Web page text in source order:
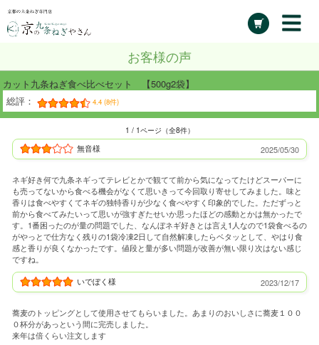
お客様の声
カット九条ねぎ食べ比べセット 【500g2袋】
総評：
4.4 (8件)
1 / 1ページ（全8件）
無音様 2025/05/30
ネギ好き何で九条ネギってテレビとかで観てて前から気になってたけどスーパーに
も売ってないから食べる機会がなくて思いきって今回取り寄せしてみました。味と
香りは食べやすくてネギの独特香りが少なく食べやすく印象的でした。ただずっと
前から食べてみたいって思いが強すぎたせいか思ったほどの感動とかは無かったで
す。1番困ったのが量の問題でした、なんぼネギ好きとは言え1人なので1袋食べるの
がやっとで仕方なく残りの1袋冷凍2日して自然解凍したらベタッとして、やはり食
感と香りが良くなかったです。値段と量が多い問題が改善が無い限り次はない感じ
ですね。
いでぼく様
2023/12/17
蕎麦のトッピングとして使用させてもらいました。あまりのおいしさに蕎麦１００
０杯分があっという間に完売しました。
来年は倍くらい注文します